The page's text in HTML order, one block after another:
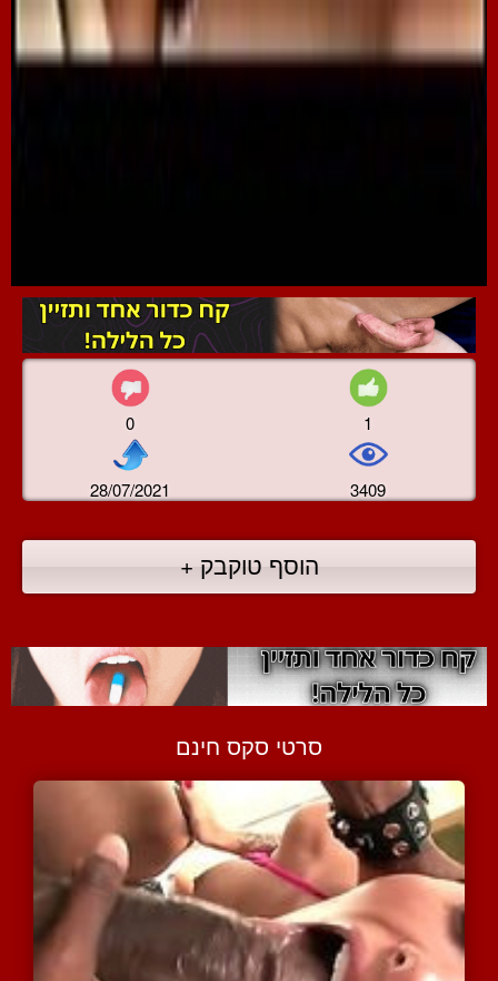
0 1
28/07/2021 3409
הוסף טוקבק +
סרטי סקס חינם